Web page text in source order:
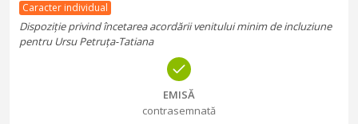
Caracter individual
Dispoziție privind încetarea acordării venitului minim de incluziune
pentru Ursu Petruța-Tatiana
EMISĂ
contrasemnată